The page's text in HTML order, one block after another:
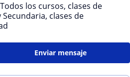
los cursos, clases de
clases de
Enviar mensaje